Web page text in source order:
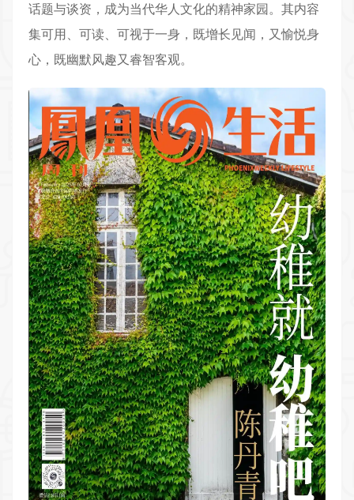
话题与谈资，成为当代华人文化的精神家园。其内容
集可用、可读、可视于一身，既增长见闻，又愉悦身
心，既幽默风趣又睿智客观。